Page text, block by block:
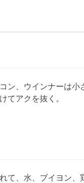
ン、ウインナーは小
てアクを抜く。
て、水、ブイヨン